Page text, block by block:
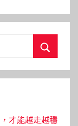
才能越走越穩